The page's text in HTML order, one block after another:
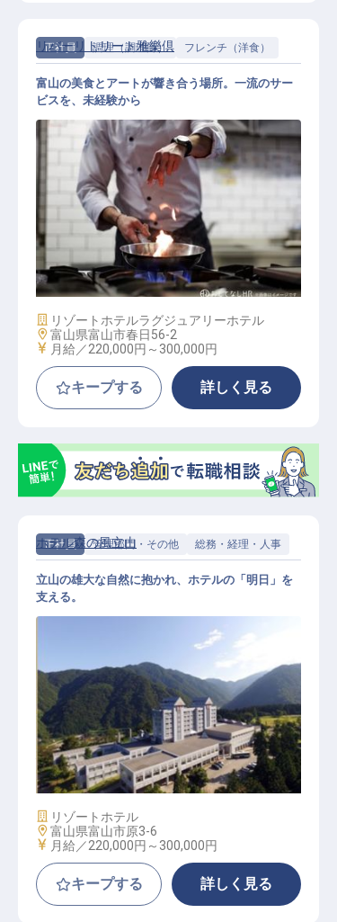
正社員 調理（調理師） フレンチ（洋食）
調理スタッフ
リバーリトリート雅樂倶
富山の美食とアートが響き合う場所。一流のサー
ビスを、未経験から
施設業態
リゾートホテルラグジュアリーホテル
勤務地
富山県富山市春日56-2
給与
月給／220,000円～ 300,000円
キープする 詳しく見る
正社員 管理部門・その他 総務・経理・人事
総務・経理事務
ホテル森の風立山
立山の雄大な自然に抱かれ、ホテルの「明日」を
支える。
施設業態
リゾートホテル
勤務地
富山県富山市原3-6
給与
月給／220,000円～ 300,000円
キープする 詳しく見る